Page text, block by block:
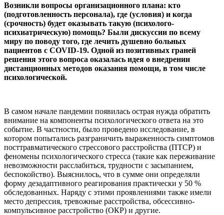
Возникли вопросы организационного плана: кто
(подготовленность персонала), где (условия) и когда
(срочность) будет оказывать такую (психолого-
психиатрическую) помощь? Были дискуссии по всему
миру по поводу того, где лечить душевно больных
пациентов с COVID-19. Одной из позитивных граней
решения этого вопроса оказалась идея о внедрении
дистанционных методов оказания помощи, в том числе
психологической.
В самом начале пандемии появилась острая нужда обратить
внимание на компоненты психологического ответа на это
событие. В частности, было проведено исследование, в
котором попытались разграничить выраженность симптомов
посттравматического стрессового расстройства (ПТСР) и
феномены психологического стресса (такие как переживание
невозможности расслабиться, трудности с засыпанием,
беспокойство). Выяснилось, что в сумме они определяли
форму дезадаптивного реагирования практически у 50 %
обследованных. Наряду с этими проявлениями также имели
место депрессия, тревожные расстройства, обсессивно-
компульсивное расстройство (ОКР) и другие.